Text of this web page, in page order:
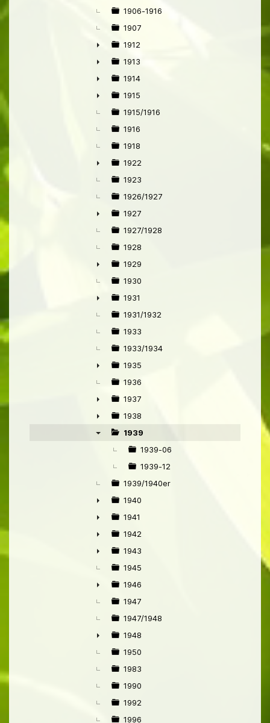
►
1906-1916
1907
►
1912
►
1913
►
1914
►
1915
1915/1916
1916
1918
►
1922
1923
1926/1927
►
1927
1927/1928
1928
►
1929
1930
►
1931
1931/1932
1933
1933/1934
►
1935
1936
►
1937
►
1938
1939
1939-06
1939-12
1939/1940er
►
1940
►
1941
►
1942
►
1943
1945
►
1946
1947
1947/1948
►
1948
1950
1983
1990
1992
1996